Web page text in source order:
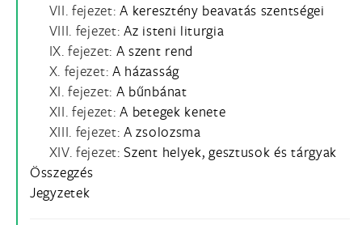
VII. fejezet:A keresztény beavatás szentségei
VIII. fejezet: Az isteni liturgia
IX. fejezet: A szent rend
X. fejezet: A házasság
XI. fejezet: A bűnbánat
XII. fejezet:A betegek kenete
XIII. fejezet: A zsolozsma
XIV. fejezet:Szent helyek, gesztusok és tárgyak
Összegzés
Jegyzetek